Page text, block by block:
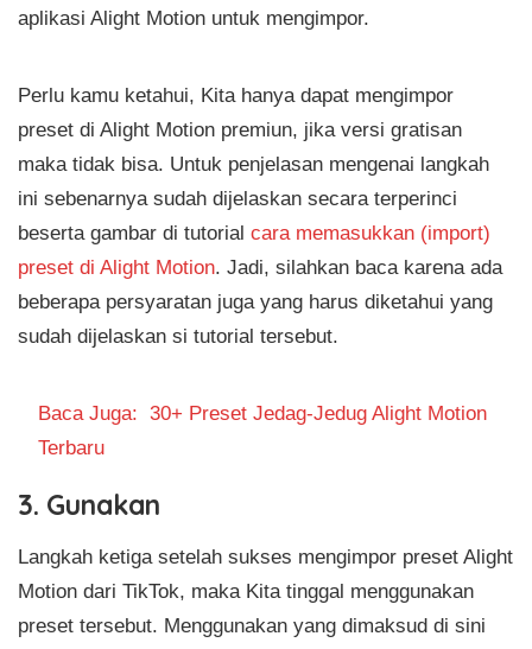
aplikasi Alight Motion untuk mengimpor.
Perlu kamu ketahui, Kita hanya dapat mengimpor
preset di Alight Motion premiun, jika versi gratisan
maka tidak bisa. Untuk penjelasan mengenai langkah
ini sebenarnya sudah dijelaskan secara terperinci
beserta gambar di tutorial cara memasukkan (import)
preset di Alight Motion. Jadi, silahkan baca karena ada
beberapa persyaratan juga yang harus diketahui yang
sudah dijelaskan si tutorial tersebut.
Baca Juga: 30+ Preset Jedag-Jedug Alight Motion
Terbaru
3. Gunakan
Langkah ketiga setelah sukses mengimpor preset Alight
Motion dari TikTok, maka Kita tinggal menggunakan
preset tersebut. Menggunakan yang dimaksud di sini